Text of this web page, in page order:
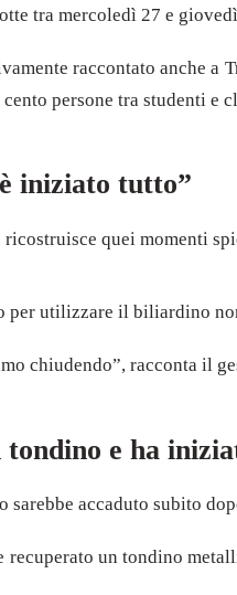
tra mercoledì 27 e
raccontato anche
persone tra studenti e
iniziato tutto”
quei momenti
per utilizzare il biliardino
chiudendo”, racconta il
e ha
accaduto subito
un tondino